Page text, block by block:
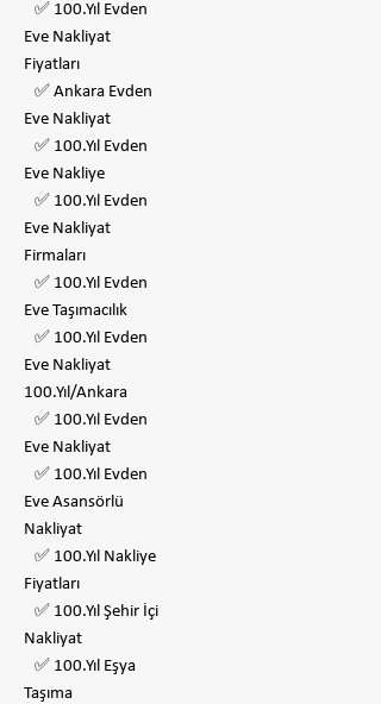
✅ 100.Yıl Evden
Eve Nakliyat
Fiyatları
✅ Ankara Evden
Eve Nakliyat
✅ 100.Yıl Evden
Eve Nakliye
✅ 100.Yıl Evden
Eve Nakliyat
Firmaları
✅ 100.Yıl Evden
Eve Taşımacılık
✅ 100.Yıl Evden
Eve Nakliyat
100.Yıl/Ankara
✅ 100.Yıl Evden
Eve Nakliyat
✅ 100.Yıl Evden
Eve Asansörlü
Nakliyat
✅ 100.Yıl Nakliye
Fiyatları
✅ 100.Yıl Şehir İçi
Nakliyat
✅ 100.Yıl Eşya
Taşıma